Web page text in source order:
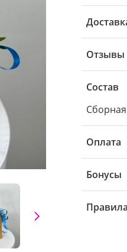
Отзывы
Состав
Оплата
Бонусы